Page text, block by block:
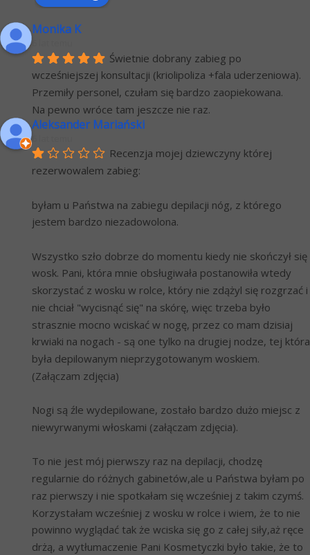
Monika K
Świetnie dobrany zabieg po
wcześniejszej konsultacji (kriolipoliza +fala uderzeniowa).
Przemiły personel, czułam się bardzo zaopiekowana.
Na pewno wróce tam jeszcze nie raz.
Aleksander Mariański
Recenzja mojej dziewczyny której
rezerwowalem zabieg:
byłam u Państwa na zabiegu depilacji nóg, z którego
jestem bardzo niezadowolona.
Wszystko szło dobrze do momentu kiedy nie skończył się
wosk. Pani, która mnie obsługiwała postanowiła wtedy
skorzystać z wosku w rolce, który nie zdążyl się rozgrzać i
nie chciał "wycisnąć się" na skórę, więc trzeba było
strasznie mocno wciskać w nogę, przez co mam dzisiaj
krwiaki na nogach - są one tylko na drugiej nodze, tej która
była depilowanym nieprzygotowanym woskiem.
(Załączam zdjęcia)
Nogi są źle wydepilowane, zostało bardzo dużo miejsc z
niewyrwanymi włoskami (załączam zdjęcia).
To nie jest mój pierwszy raz na depilacji, chodzę
regularnie do różnych gabinetów,ale u Państwa byłam po
raz pierwszy i nie spotkałam się wcześniej z takim czymś.
Korzystałam wcześniej z wosku w rolce i wiem, że to nie
powinno wyglądać tak że wciska się go z całej siły,aż ręce
drżą, a wytłumaczenie Pani Kosmetyczki było takie, że to